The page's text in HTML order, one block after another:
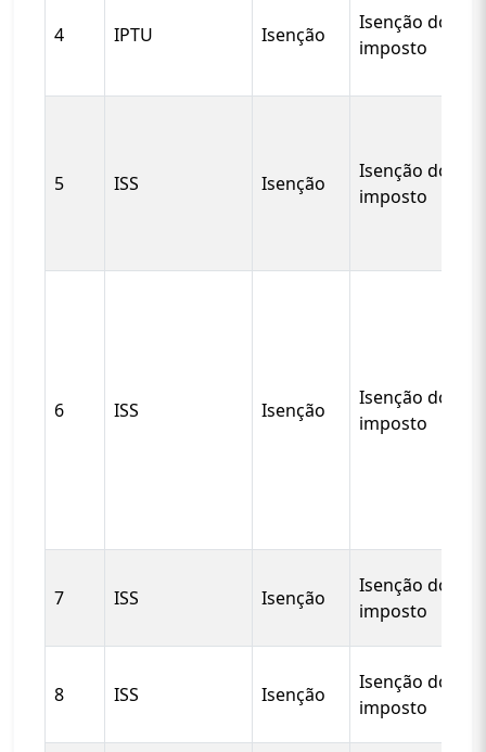
4 IPTU Isenção
Isenção do
imposto
5 ISS Isenção
Isenção do
imposto
6 ISS Isenção
Isenção do
imposto
7 ISS Isenção
Isenção do
imposto
8 ISS Isenção
Isenção do
imposto